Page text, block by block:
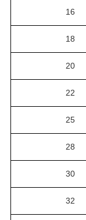
16
18
20
22
25
28
30
32